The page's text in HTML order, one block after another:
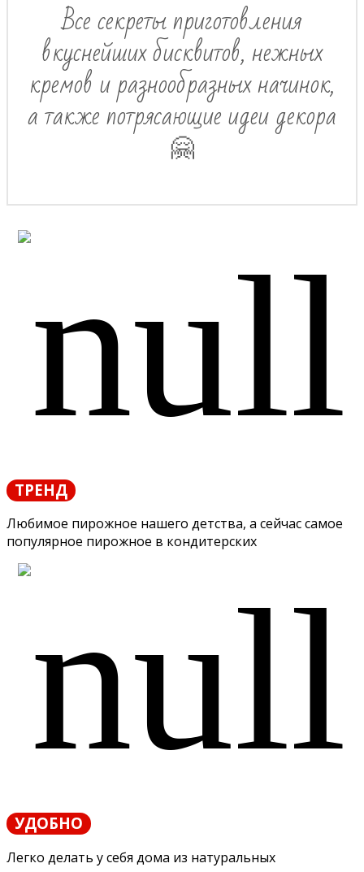
Все секреты приготовления
вкуснейших бисквитов, нежных
кремов и разнообразных начинок,
а также потрясающие идеи декора
🤗
ТРЕНД
Любимое пирожное нашего детства, а сейчас самое
популярное пирожное в кондитерских
УДОБНО
Легко делать у себя дома из натуральных